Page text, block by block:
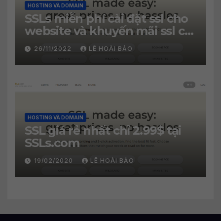
HOSTING VÀ DOMAIN
SSLs miễn phí cài đặt ssl cho
website và khuyến mãi ssl chỉ
2.99$
26/11/2022 LÊ HOÀI BẢO
HOSTING VÀ DOMAIN
SSL giá rẻ nhất chỉ 2.99$ tại
SSLs.com
19/02/2020 LÊ HOÀI BẢO